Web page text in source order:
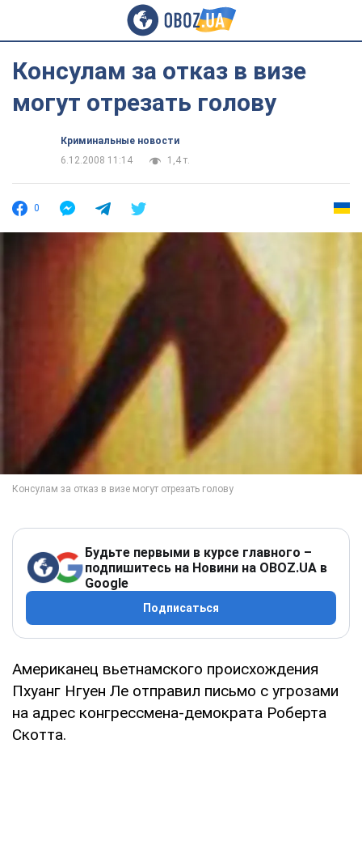
Консулам за отказ в визе
могут отрезать голову
Криминальные новости
6.12.2008 11:14
1,4 т.
0
Будьте первыми в курсе главного –
подпишитесь на Новини на OBOZ.UA в
Google
Подписаться
Американец вьетнамского происхождения
Пхуанг Нгуен Ле отправил письмо с угрозами
на адрес конгрессмена-демократа Роберта
Скотта.